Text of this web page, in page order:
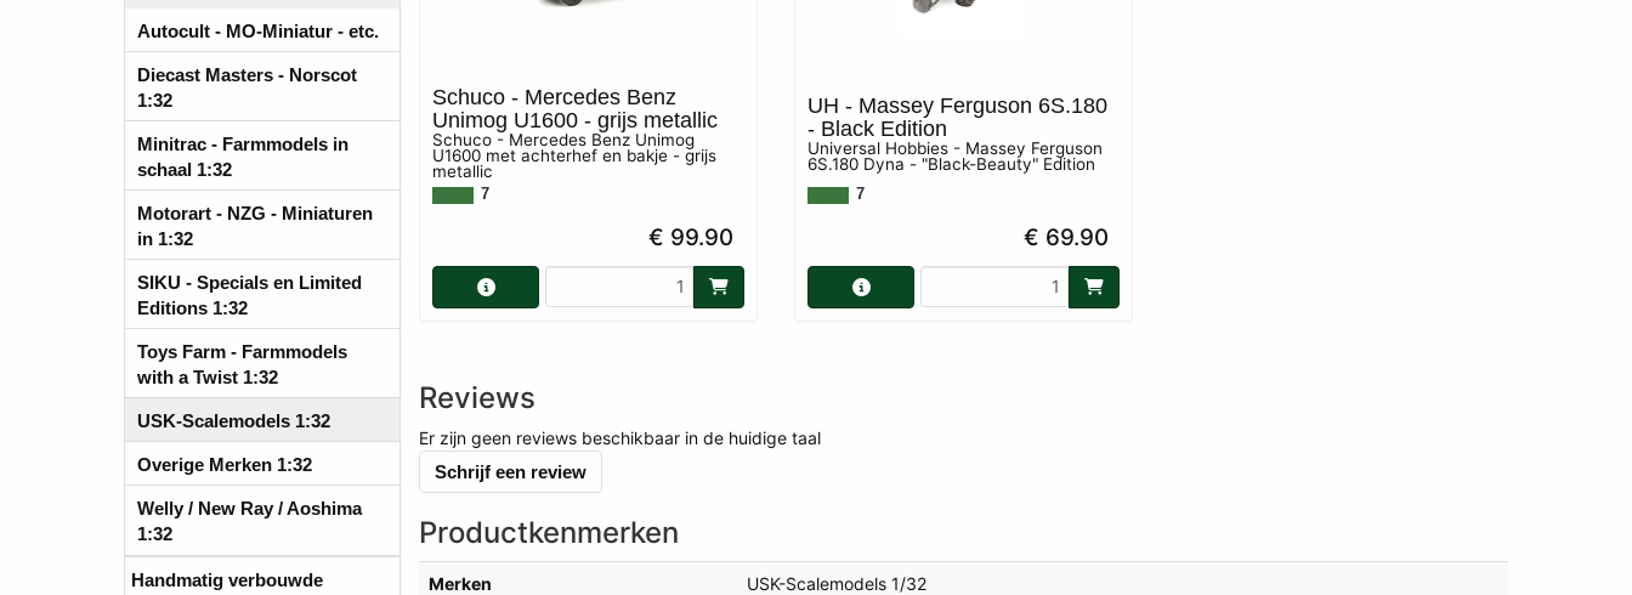
Autocult - MO-Miniatur - etc.
Diecast Masters - Norscot
1:32
Minitrac - Farmmodels in
schaal 1:32
Motorart - NZG - Miniaturen
in 1:32
SIKU - Specials en Limited
Editions 1:32
Toys Farm - Farmmodels
with a Twist 1:32
USK-Scalemodels 1:32
Overige Merken 1:32
Welly / New Ray / Aoshima
1:32
Handmatig verbouwde
Schuco - Mercedes Benz
Unimog U1600 - grijs metallic
Schuco - Mercedes Benz Unimog
U1600 met achterhef en bakje - grijs
metallic
7
€ 99.90
UH - Massey Ferguson 6S.180
- Black Edition
Universal Hobbies - Massey Ferguson
6S.180 Dyna - "Black-Beauty" Edition
7
€ 69.90
Reviews
Er zijn geen reviews beschikbaar in de huidige taal
Schrijf een review
Productkenmerken
Merken USK-Scalemodels 1/32